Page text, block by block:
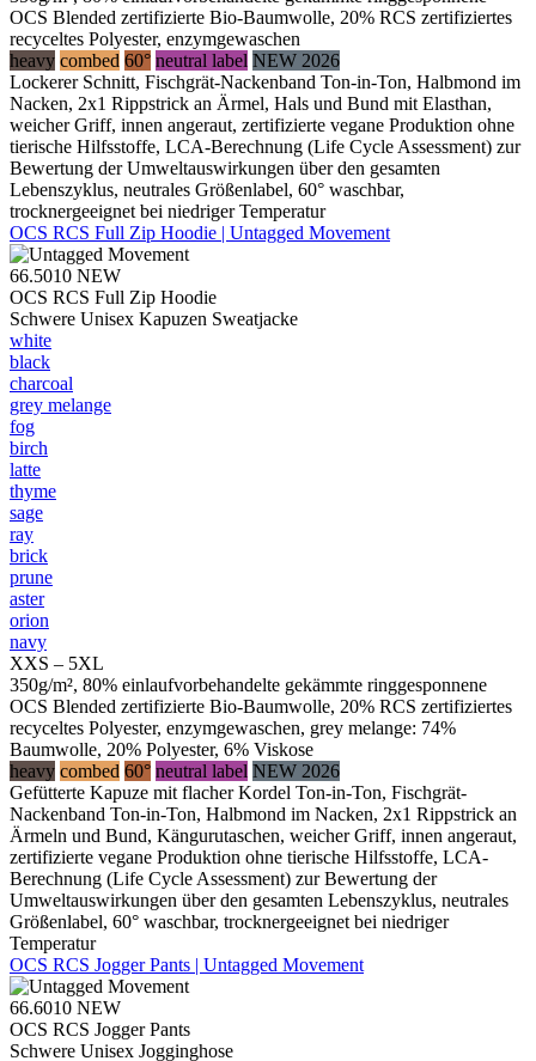
OCS Blended zertifizierte Bio-Baumwolle, 20% RCS zertifiziertes
recyceltes Polyester, enzymgewaschen
heavy combed 60° neutral label NEW 2026
Lockerer Schnitt, Fischgrät-Nackenband Ton-in-Ton, Halbmond im
Nacken, 2x1 Rippstrick an Ärmel, Hals und Bund mit Elasthan,
weicher Griff, innen angeraut, zertifizierte vegane Produktion ohne
tierische Hilfsstoffe, LCA-Berechnung (Life Cycle Assessment) zur
Bewertung der Umweltauswirkungen über den gesamten
Lebenszyklus, neutrales Größenlabel, 60° waschbar,
trocknergeeignet bei niedriger Temperatur
OCS RCS Full Zip Hoodie | Untagged Movement
66.5010 NEW
OCS RCS Full Zip Hoodie
Schwere Unisex Kapuzen Sweatjacke
white
black
charcoal
grey melange
fog
birch
latte
thyme
sage
ray
brick
prune
aster
orion
navy
XXS – 5XL
350g/m², 80% einlaufvorbehandelte gekämmte ringgesponnene
OCS Blended zertifizierte Bio-Baumwolle, 20% RCS zertifiziertes
recyceltes Polyester, enzymgewaschen, grey melange: 74%
Baumwolle, 20% Polyester, 6% Viskose
heavy combed 60° neutral label NEW 2026
Gefütterte Kapuze mit flacher Kordel Ton-in-Ton, Fischgrät-
Nackenband Ton-in-Ton, Halbmond im Nacken, 2x1 Rippstrick an
Ärmeln und Bund, Kängurutaschen, weicher Griff, innen angeraut,
zertifizierte vegane Produktion ohne tierische Hilfsstoffe, LCA-
Berechnung (Life Cycle Assessment) zur Bewertung der
Umweltauswirkungen über den gesamten Lebenszyklus, neutrales
Größenlabel, 60° waschbar, trocknergeeignet bei niedriger
Temperatur
OCS RCS Jogger Pants | Untagged Movement
66.6010 NEW
OCS RCS Jogger Pants
Schwere Unisex Jogginghose